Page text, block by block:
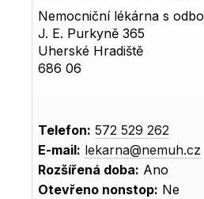
Nemocniční lékárna s
J. E. Purkyně 365
Uherské Hradiště
686 06
Telefon: 572 529 262
E-mail: lekarna@nemuh.cz
Rozšířená doba: Ano
Otevřeno nonstop: Ne